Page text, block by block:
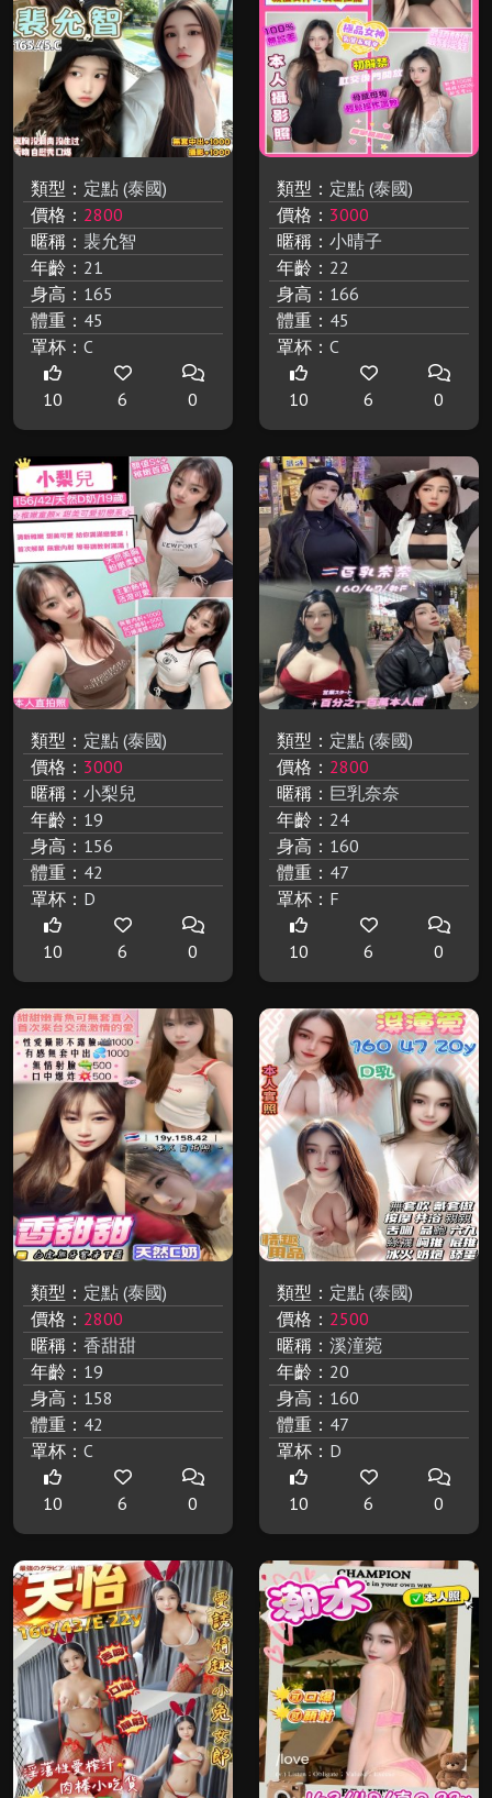
類型： 定點 (泰國)
價格： 2800
暱稱： 裴允智
年齡： 21
身高： 165
體重： 45
罩杯： C
10 6 0
類型： 定點 (泰國)
價格： 3000
暱稱： 小晴子
年齡： 22
身高： 166
體重： 45
罩杯： C
10 6 0
類型： 定點 (泰國)
價格： 3000
暱稱： 小梨兒
年齡： 19
身高： 156
體重： 42
罩杯： D
10 6 0
類型： 定點 (泰國)
價格： 2800
暱稱： 巨乳奈奈
年齡： 24
身高： 160
體重： 47
罩杯： F
10 6 0
類型： 定點 (泰國)
價格： 2800
暱稱： 香甜甜
年齡： 19
身高： 158
體重： 42
罩杯： C
10 6 0
類型： 定點 (泰國)
價格： 2500
暱稱： 溪潼菀
年齡： 20
身高： 160
體重： 47
罩杯： D
10 6 0